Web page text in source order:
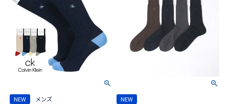
NEW
メンズ
NEW